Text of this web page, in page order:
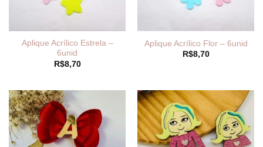
Aplique Acrílico Estrela –
6unid
R$8,70
Aplique Acrílico Flor – 6unid
R$8,70